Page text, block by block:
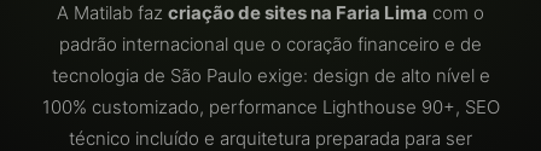
A Matilab faz criação de sites na Faria Lima com o
padrão internacional que o coração financeiro e de
tecnologia de São Paulo exige: design de alto nível e
100% customizado, performance Lighthouse 90+, SEO
técnico incluído e arquitetura preparada para ser